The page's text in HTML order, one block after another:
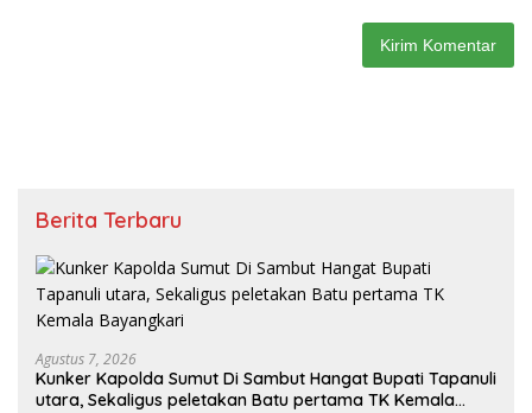
Berita Terbaru
Agustus 7, 2026
Kunker Kapolda Sumut Di Sambut Hangat Bupati Tapanuli
utara, Sekaligus peletakan Batu pertama TK Kemala